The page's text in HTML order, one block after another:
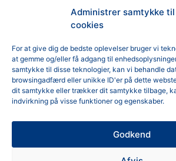
Administrer samtykke til
cookies
For at give dig de bedste oplevelser bruger vi
at gemme og/eller få adgang til
samtykke til disse teknologier, kan vi behandle
browsingadfærd eller unikke ID'er på dette
dit samtykke eller trækker dit samtykke tilbage,
indvirkning på visse funktioner og egenskaber.
Godkend
Reklamation
Generelle
Privatlivspolitik